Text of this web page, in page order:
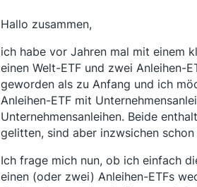
Hallo zusammen,
ich habe vor Jahren mal mit einem
einen Welt-ETF und zwei Anleihen-
geworden als zu Anfang und ich
Anleihen-ETF mit
Unternehmensanleihen. Beide
gelitten, sind aber inzwsichen
Ich frage mich nun, ob ich einfach
einen (oder zwei) Anleihen-ETFs